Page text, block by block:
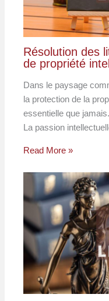
Résolution des
de propriété
Dans le paysage
la protection de la
essentielle que
La passion
Read More »